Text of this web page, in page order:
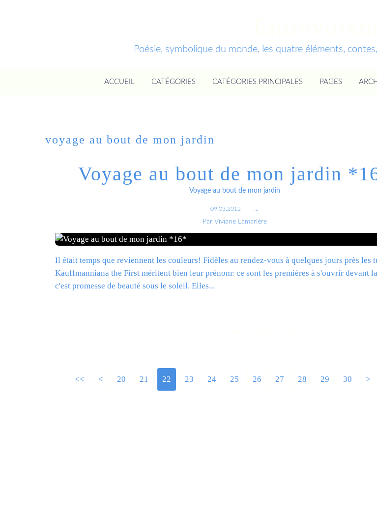
Poésie, symbolique du monde, les quatre éléments,
ACCUEIL CATÉGORIES CATÉGORIES PRINCIPALES PAGES
voyage au bout de mon jardin
Voyage au bout de mon jardin
Voyage au bout de mon jardin
09.03.2012
Par Viviane Lamarlère
Il était temps que reviennent les couleurs! Fidèles au rendez-vous à quelques jours près les
Kauffmanniana the First méritent bien leur prénom: ce sont les premières à s'ouvrir devant
c'est promesse de beauté sous le soleil. Elles...
<< < 10
20 21 22 23 24 25 26 27 28 29 30 >